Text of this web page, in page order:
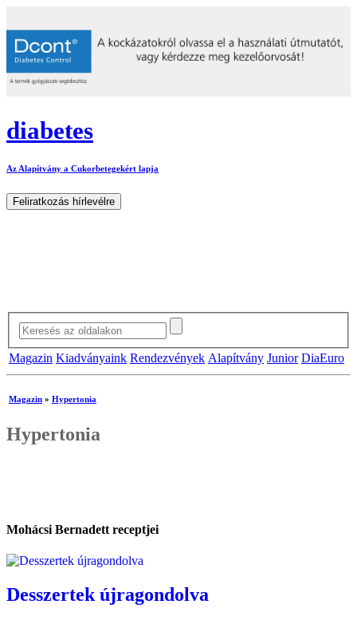
diabetes
Az Alapítvány a Cukorbetegekért lapja
Magazin Kiadványaink Rendezvények Alapítvány Junior DiaEuro
Magazin » Hypertonia
Hypertonia
Mohácsi Bernadett receptjei
Desszertek újragondolva